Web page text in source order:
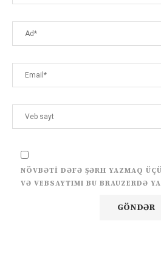
NÖVBƏTI DƏFƏ ŞƏRH YAZMAQ
VƏ VEBSAYTIMI BU BRAUZERDƏ